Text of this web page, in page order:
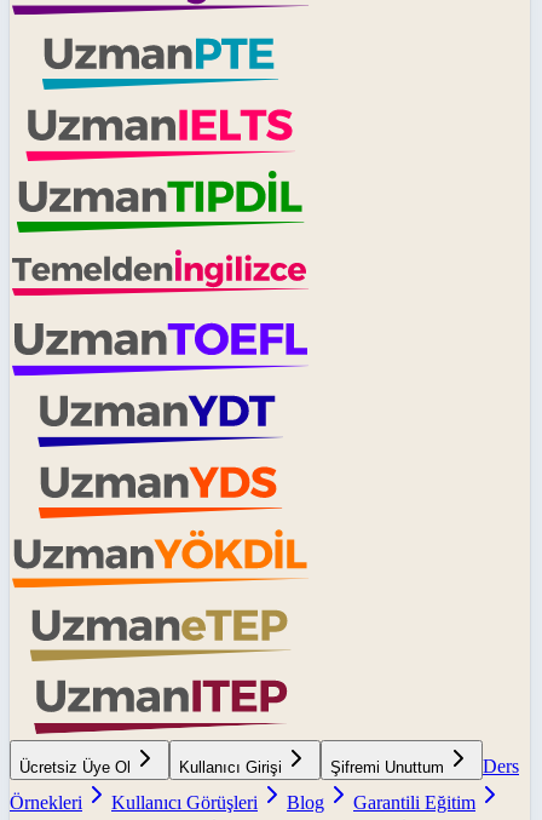
Ücretsiz Üye Ol Kullanıcı Girişi Şifremi Unuttum
Ders
Örnekleri
Kullanıcı Görüşleri Blog
Garantili Eğitim